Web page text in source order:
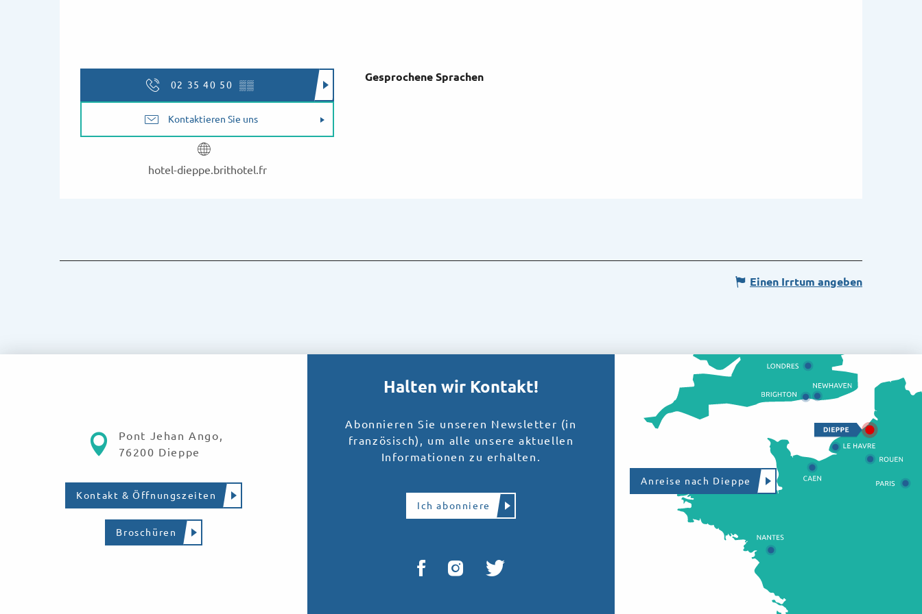
02 35 40 50 ▒▒
Kontaktieren Sie uns
hotel-dieppe.brithotel.fr
Gesprochene Sprachen
Gesprochene Sprachen
Einen Irrtum angeben
Pont Jehan Ango,
76200 Dieppe
Kontakt & Öffnungszeiten
Broschüren
Halten wir Kontakt!
Abonnieren Sie unseren Newsletter (in
französisch), um alle unsere aktuellen
Informationen zu erhalten.
Ich abonniere
Anreise nach Dieppe